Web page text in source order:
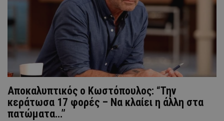
Αποκαλυπτικός ο Κωστόπουλος: “Την
κεράτωσα 17 φορές – Να κλαίει η άλλη στα
πατώματα…”